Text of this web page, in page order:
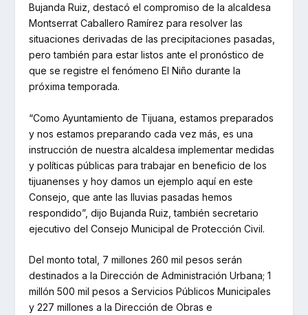
Bujanda Ruiz, destacó el compromiso de la alcaldesa
Montserrat Caballero Ramírez para resolver las
situaciones derivadas de las precipitaciones pasadas,
pero también para estar listos ante el pronóstico de
que se registre el fenómeno El Niño durante la
próxima temporada.
“Como Ayuntamiento de Tijuana, estamos preparados
y nos estamos preparando cada vez más, es una
instrucción de nuestra alcaldesa implementar medidas
y políticas públicas para trabajar en beneficio de los
tijuanenses y hoy damos un ejemplo aquí en este
Consejo, que ante las lluvias pasadas hemos
respondido”, dijo Bujanda Ruiz, también secretario
ejecutivo del Consejo Municipal de Protección Civil.
Del monto total, 7 millones 260 mil pesos serán
destinados a la Dirección de Administración Urbana; 1
millón 500 mil pesos a Servicios Públicos Municipales
y 227 millones a la Dirección de Obras e